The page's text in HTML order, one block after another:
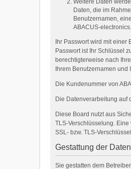
Weitere Daten
Daten, die im
Benutzernamen,
ABACUS-electronics.
Ihr Passwort wird mit einer
Passwort ist Ihr Schlüssel
berechtigterweise nach
Ihrem Benutzernamen und
Die Kundenummer von
Die Datenverarbeitung auf
Diese Board nutzt aus
TLS-Verschlüsselung. Eine
SSL- bzw. TLS-
Gestattung der
Sie gestatten dem